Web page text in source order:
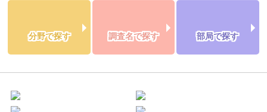
分野で探す 調査名で探す 部局で探す